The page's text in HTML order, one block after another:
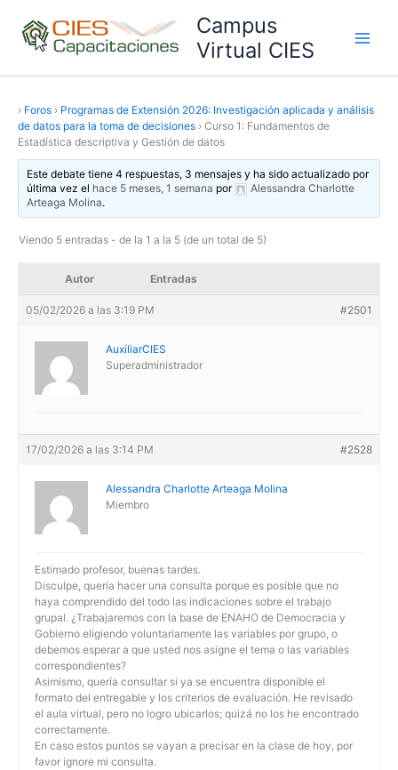
contenido
Campus
Virtual CIES
› Foros › Programas de Extensión 2026: Investigación aplicada y análisis
de datos para la toma de decisiones › Curso 1: Fundamentos de
Estadística descriptiva y Gestión de datos
Este debate tiene 4 respuestas, 3 mensajes y ha sido actualizado por
última vez el hace 5 meses, 1 semana por
Alessandra Charlotte
Arteaga Molina.
Viendo 5 entradas - de la 1 a la 5 (de un total de 5)
Autor Entradas
05/02/2026 a las 3:19 PM #2501
AuxiliarCIES
Superadministrador
17/02/2026 a las 3:14 PM #2528
Alessandra Charlotte Arteaga Molina
Miembro
Estimado profesor, buenas tardes.
Disculpe, quería hacer una consulta porque es posible que no
haya comprendido del todo las indicaciones sobre el trabajo
grupal. ¿Trabajaremos con la base de ENAHO de Democracia y
Gobierno eligiendo voluntariamente las variables por grupo, o
debemos esperar a que usted nos asigne el tema o las variables
correspondientes?
Asimismo, quería consultar si ya se encuentra disponible el
formato del entregable y los criterios de evaluación. He revisado
el aula virtual, pero no logro ubicarlos; quizá no los he encontrado
correctamente.
En caso estos puntos se vayan a precisar en la clase de hoy, por
favor ignore mi consulta.